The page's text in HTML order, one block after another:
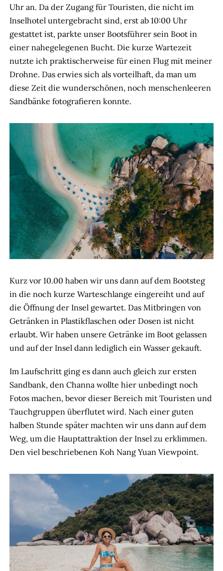
Uhr an. Da der Zugang für Touristen, die nicht im
Inselhotel untergebracht sind, erst ab 10:00 Uhr
gestattet ist, parkte unser Bootsführer sein Boot in
einer nahegelegenen Bucht. Die kurze Wartezeit
nutzte ich praktischerweise für einen Flug mit meiner
Drohne. Das erwies sich als vorteilhaft, da man um
diese Zeit die wunderschönen, noch menschenleeren
Sandbänke fotografieren konnte.
Kurz vor 10.00 haben wir uns dann auf dem Bootsteg
in die noch kurze Warteschlange eingereiht und auf
die Öffnung der Insel gewartet. Das Mitbringen von
Getränken in Plastikflaschen oder Dosen ist nicht
erlaubt. Wir haben unsere Getränke im Boot gelassen
und auf der Insel dann lediglich ein Wasser gekauft.
Im Laufschritt ging es dann auch gleich zur ersten
Sandbank, den Channa wollte hier unbedingt noch
Fotos machen, bevor dieser Bereich mit Touristen und
Tauchgruppen überflutet wird. Nach einer guten
halben Stunde später machten wir uns dann auf dem
Weg, um die Hauptattraktion der Insel zu erklimmen.
Den viel beschriebenen Koh Nang Yuan Viewpoint.